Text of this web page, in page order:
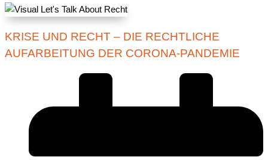
KRISE UND RECHT – DIE RECHTLICHE
AUFARBEITUNG DER CORONA-PANDEMIE